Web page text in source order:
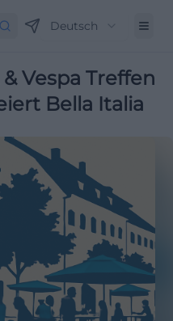
Deutsch
Vespa Treffen
Bella Italia